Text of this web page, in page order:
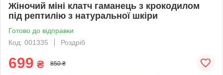
Жіночий міні клатч гаманець з крокодилом
під рептилію з натуральної шкіри
Готово до відправки
Код: 001335
Роздріб
699 ₴ 850 ₴